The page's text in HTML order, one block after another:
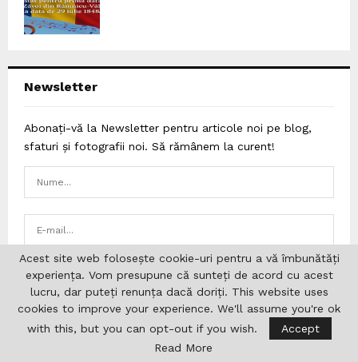
Newsletter
Abonați-vă la Newsletter pentru articole noi pe blog,
sfaturi și fotografii noi. Să rămânem la curent!
Acest site web folosește cookie-uri pentru a vă îmbunătăți
experiența. Vom presupune că sunteți de acord cu acest
lucru, dar puteți renunța dacă doriți. This website uses
cookies to improve your experience. We'll assume you're ok
with this, but you can opt-out if you wish.
Accept
Read More